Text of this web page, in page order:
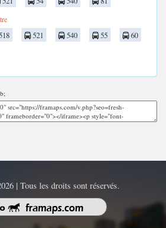
521 540 55
60
| Tous les droits sont réservés.